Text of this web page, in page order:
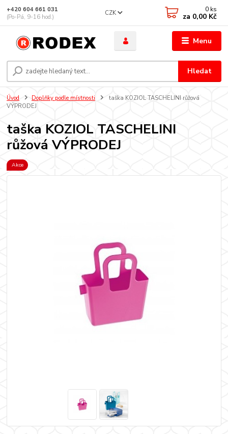
Menu
CZK
Hledat
+420 604 661 031
(Po-Pá, 9-16 hod.)
0 ks
za 0,00 Kč
Úvod Doplňky podle místnosti
taška KOZIOL TASCHELINI růžová
VÝPRODEJ
taška KOZIOL TASCHELINI
růžová VÝPRODEJ
Akce